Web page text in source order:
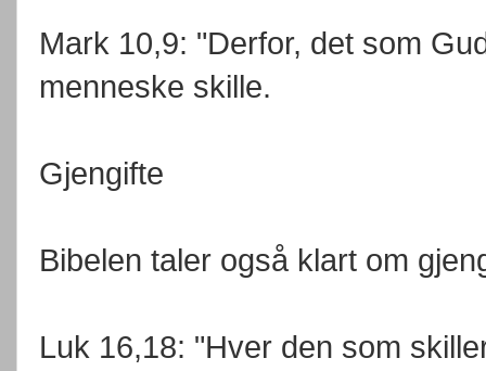
Mark 10,9: "Derfor, det som
menneske skille.
Gjengifte
Bibelen taler også klart om
Luk 16,18: "Hver den som